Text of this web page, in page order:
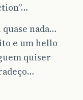
nada…
e um hello
quiser